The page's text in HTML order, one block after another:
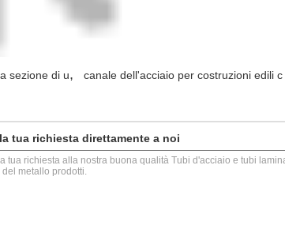
sezione di u, canale dell'acciaio per costruzioni edili c
tua richiesta direttamente a noi